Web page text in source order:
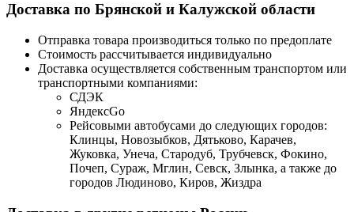
Доставка по Брянской и Калужской области
Отправка товара производиться только по предоплате
Стоимость рассчитывается индивидуально
Доставка осуществляется собственным транспортом или
транспортными компаниями:
СДЭК
ЯндексGo
Рейсовыми автобусами до следующих городов:
Клинцы, Новозыбков, Дятьково, Карачев,
Жуковка, Унеча, Стародуб, Трубчевск, Фокино,
Почеп, Сураж, Мглин, Севск, Злынка, а также до
городов Людиново, Киров, Жиздра